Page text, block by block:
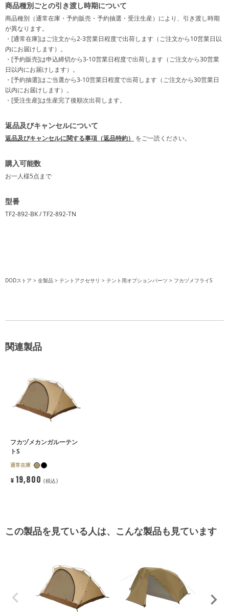
商品種別ごとの引き渡し時期について
商品種別（通常在庫・予約販売・予約抽選・受注生産）により、引き渡し時期
が異なります。
・[通常在庫]はご注文から2-3営業日程度で出荷します（ご注文から10営業日以
内にお届けします）。
・[予約販売]は申込締切から3-10営業日程度で出荷します（ご注文から30営業
日以内にお届けします）。
・[予約抽選]はご当選から3-10営業日程度で出荷します（ご注文から30営業日
以内にお届けします）。
・[受注生産]は生産完了後順次出荷します。
返品及びキャンセルについて
返品及びキャンセルに関する事項（返品特約） をご一読ください。
購入可能数
お一人様5点まで
型番
TF2-892-BK / TF2-892-TN
DODストア 全製品 テントアクセサリ テント用オプションパーツ フカヅメフライS
関連製品
フカヅメカンガルーテン
トS
通常在庫
¥ 19,800 税込
この製品を見ている人は、こんな製品も見ています